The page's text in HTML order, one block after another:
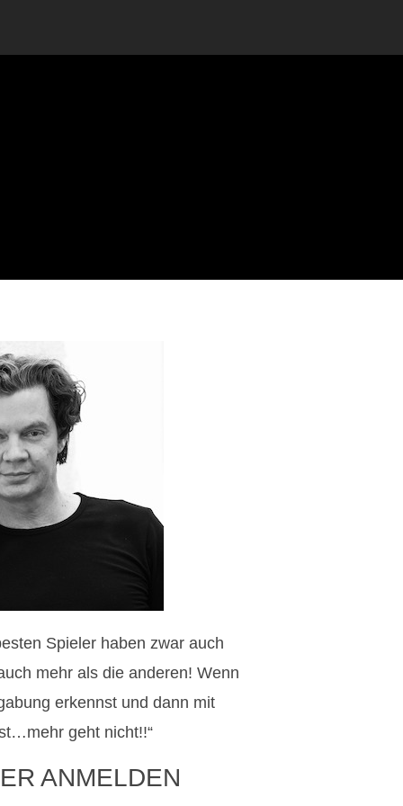
Spieler haben zwar auch
mehr als die anderen! Wenn
erkennst und dann mit
geht nicht!!“
ANMELDEN